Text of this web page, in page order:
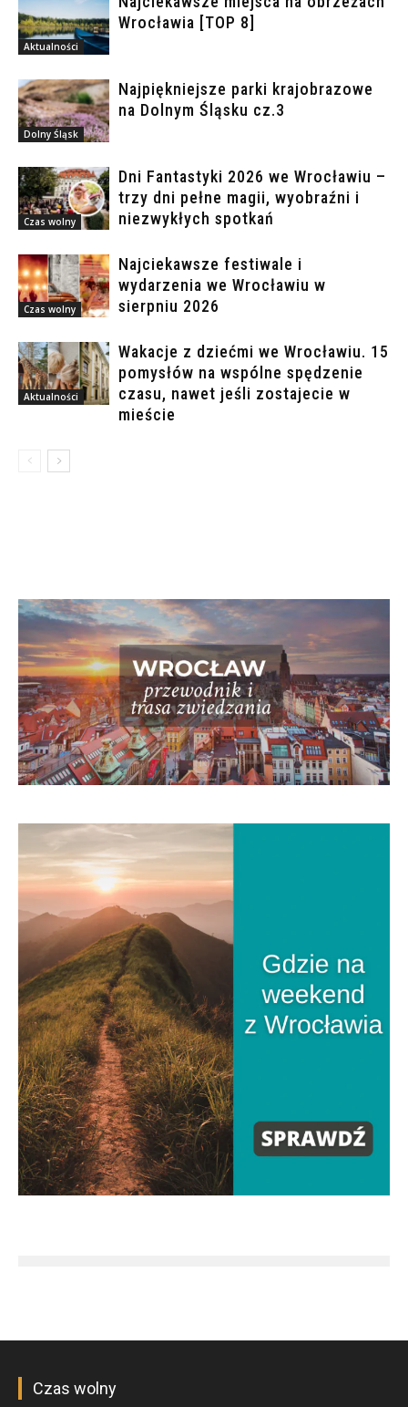
Aktualności
Wrocławia [TOP 8]
Dolny Śląsk
Najpiękniejsze parki krajobrazowe
na Dolnym Śląsku cz.3
Czas wolny
Dni Fantastyki 2026 we Wrocławiu –
trzy dni pełne magii, wyobraźni i
niezwykłych spotkań
Czas wolny
Najciekawsze festiwale i
wydarzenia we Wrocławiu w
sierpniu 2026
Aktualności
Wakacje z dziećmi we Wrocławiu. 15
pomysłów na wspólne spędzenie
czasu, nawet jeśli zostajecie w
mieście
Czas wolny